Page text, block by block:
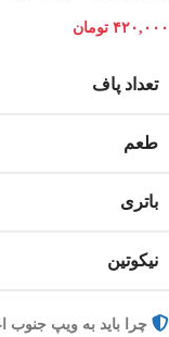
۴۲۰,۰۰۰ تومان
تعداد پاف
طعم
باتری
نیکوتین
چرا باید به ویپ جنوب